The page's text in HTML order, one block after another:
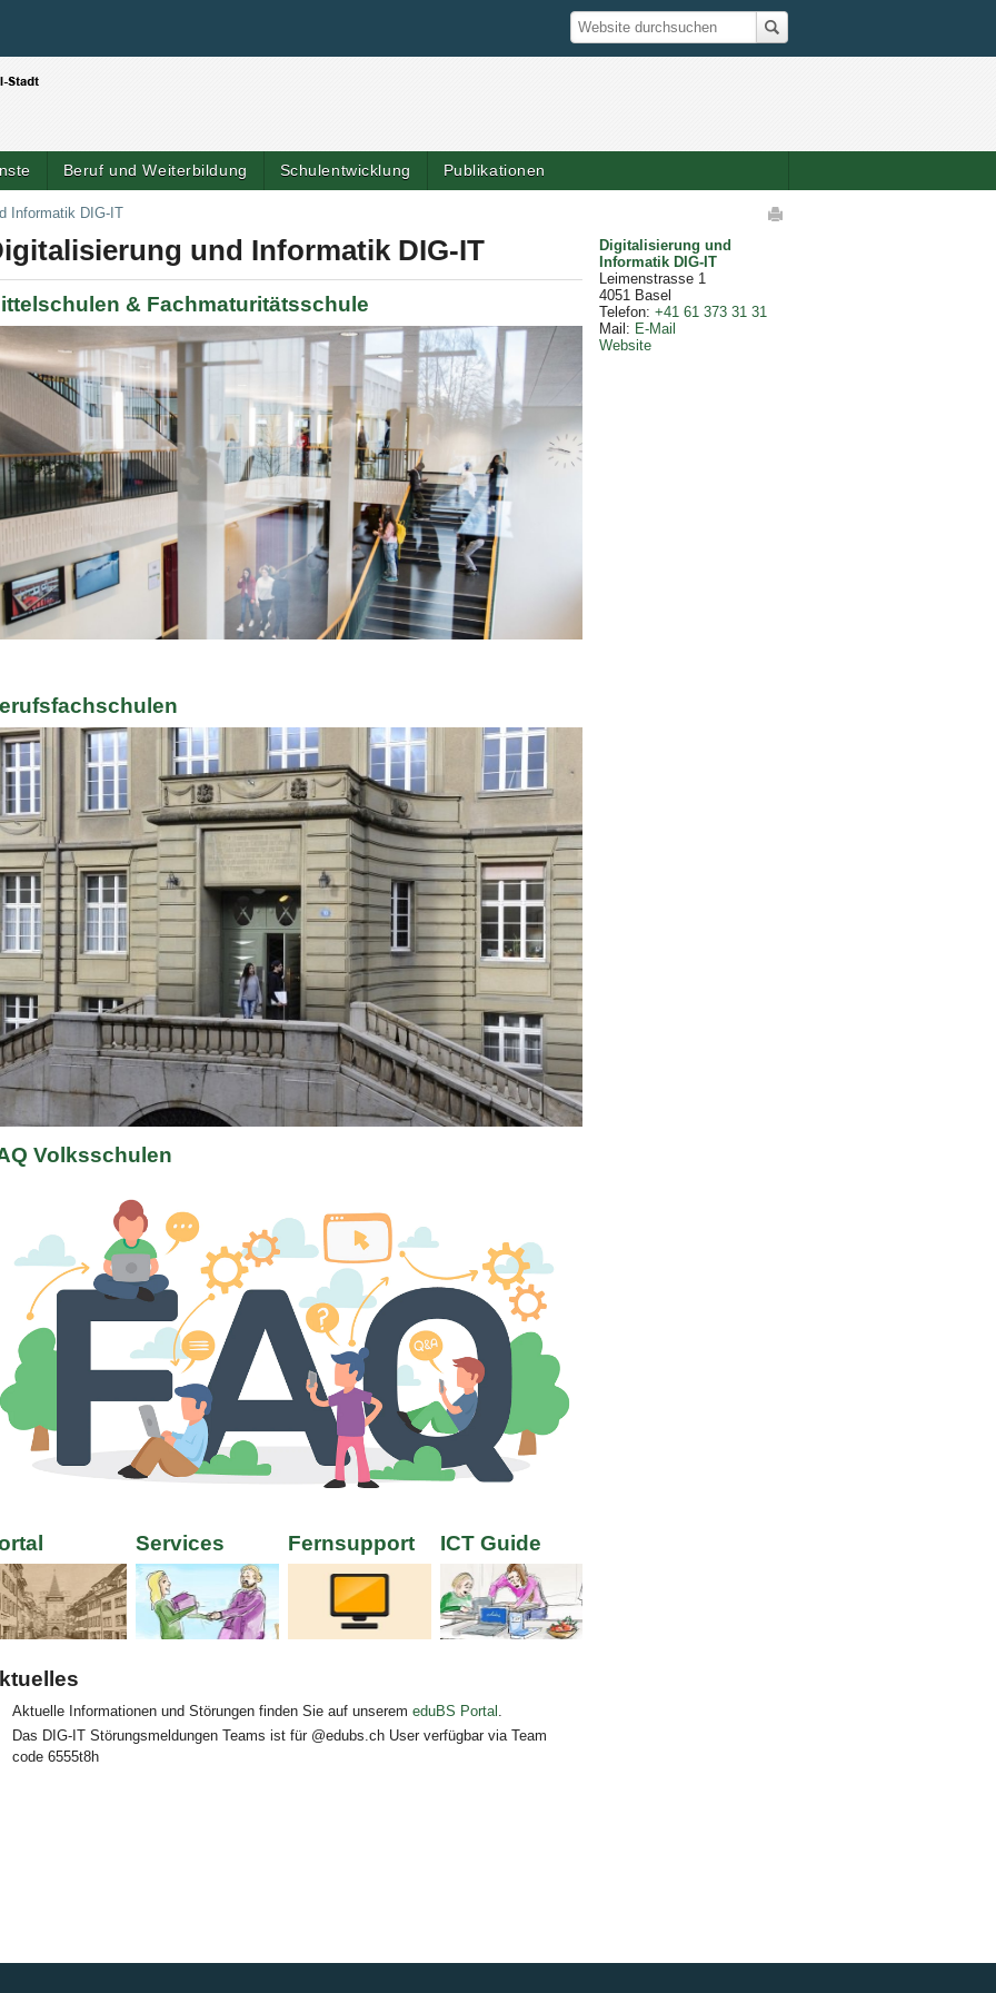
Suche
Website durchsuchen
Beruf und Weiterbildung Schulentwicklung Publikationen
Informatik DIG-IT
und Informatik DIG-IT
& Fachmaturitätsschule
Volksschulen
Services Fernsupport ICT Guide
Aktuelle Informationen und Störungen finden Sie auf unserem eduBS Portal
Das DIG-IT Störungsmeldungen Teams ist für @edubs.ch User verfügbar via Team
code 6555t8h
Digitalisierung und
Informatik DIG-IT
Leimenstrasse 1
4051 Basel
Telefon:+41 61 373 31 31
Mail : E-Mail
Website